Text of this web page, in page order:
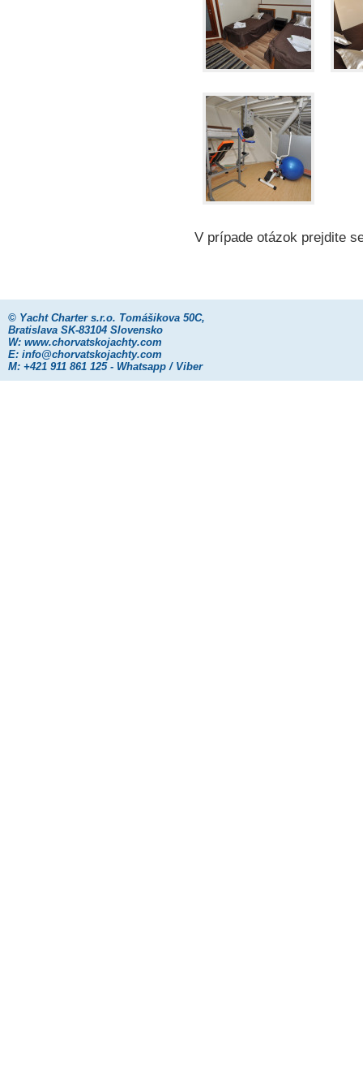
V prípade otázok prejdite
© Yacht Charter s.r.o. Tomášikova 50C,
Bratislava SK-83104 Slovensko
W: www.chorvatskojachty.com
E: info@chorvatskojachty.com
M: +421 911 861 125 - Whatsapp / Viber